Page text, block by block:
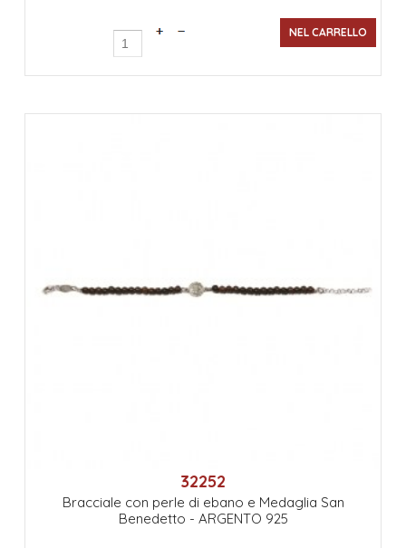
32252
Bracciale con perle di ebano e Medaglia San
Benedetto - ARGENTO 925